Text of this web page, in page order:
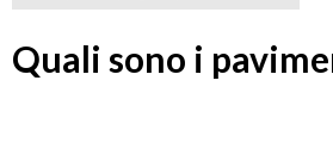
Quali sono i